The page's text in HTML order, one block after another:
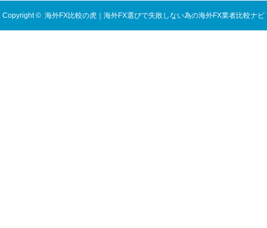
Copyright © 海外FX比較の虎｜海外FX選びで失敗しない為の海外FX業者比較ナビ